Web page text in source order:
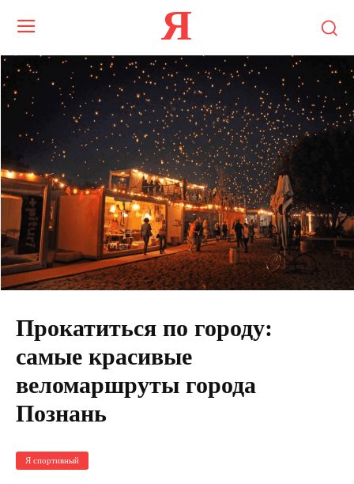
Я
Прокатиться по городу:
самые красивые
веломаршруты города
Познань
Я спортивный